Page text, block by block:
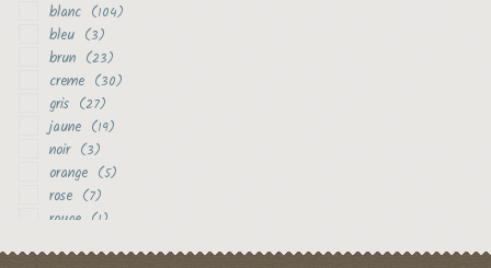
blanc (104)
bleu (3)
brun (23)
creme (30)
gris (27)
jaune (19)
noir (3)
orange (5)
rose (7)
rouge (1)